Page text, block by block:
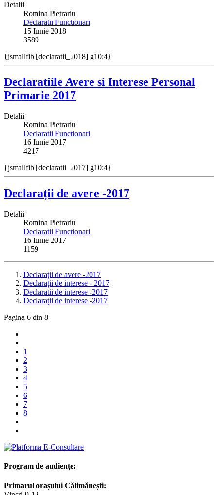
Detalii
Romina Pietrariu
Declaratii Functionari
15 Iunie 2018
3589
{jsmallfib [declaratii_2018] g10:4}
Declaratiile Avere si Interese Personal
Primarie 2017
Detalii
Romina Pietrariu
Declaratii Functionari
16 Iunie 2017
4217
{jsmallfib [declaratii_2017] g10:4}
Declarații de avere -2017
Detalii
Romina Pietrariu
Declaratii Functionari
16 Iunie 2017
1159
Declarații de avere -2017
Declarații de interese - 2017
Declaratii de interese -2017
Declarații de interese -2017
Pagina 6 din 8
1
2
3
4
5
6
7
8
Program de audiențe:
Primarul orașului Călimănești: